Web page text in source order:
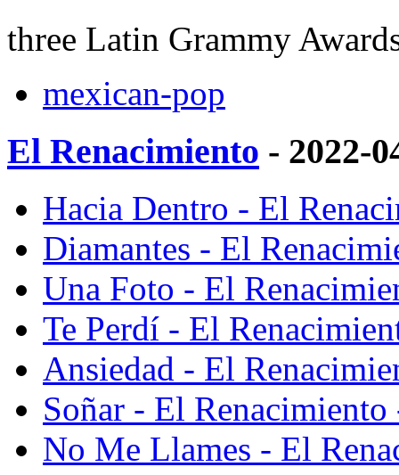
three Latin Grammy
mexican-pop
El Renacimiento - 2022-
Hacia Dentro - El
Diamantes - El
Una Foto - El
Te Perdí - El
Ansiedad - El
Soñar - El
No Me Llames - El